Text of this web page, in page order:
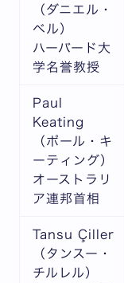
（ダニエル・
ベル）
ハーバード大
学名誉教授
Paul
Keating
（ポール・キ
ーティング）
オーストラリ
ア連邦首相
Tansu Çiller
（タンスー・
チルレル）